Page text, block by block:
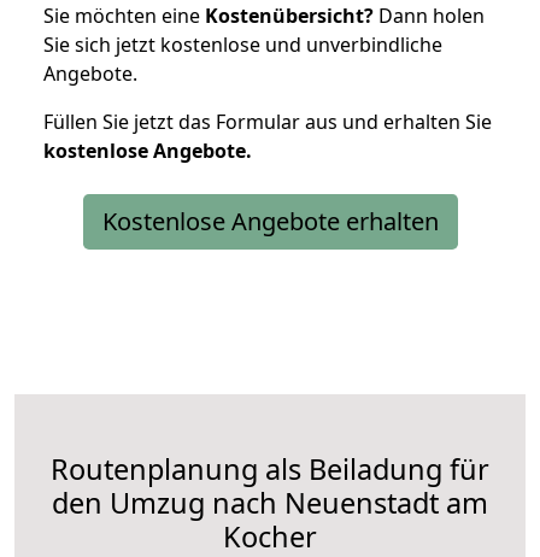
Sie möchten eine Kostenübersicht? Dann holen
Sie sich jetzt kostenlose und unverbindliche
Angebote.
Füllen Sie jetzt das Formular aus und erhalten Sie
kostenloseAngebote.
Kostenlose Angebote erhalten
Routenplanung als Beiladung für
den Umzug nach Neuenstadt am
Kocher